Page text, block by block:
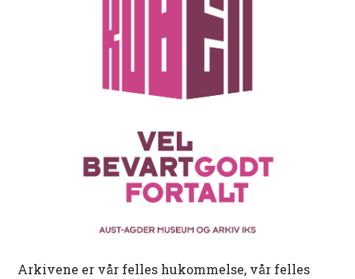
Arkivene er vår felles hukommelse, vår felles